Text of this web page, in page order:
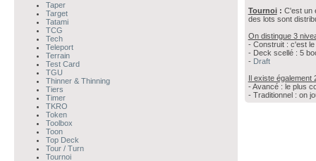
Taper
Target
Tatami
TCG
Tech
Teleport
Terrain
Test Card
TGU
Thinner & Thinning
Tiers
Timer
TKRO
Token
Toolbox
Toon
Top Deck
Tour / Turn
Tournoi
Tournoi: C'est un
des lots sont
On distingue 3
- Construit : c'est
- Deck scellé : 5
- Draft
Il existe également
- Avancé : le plus
- Traditionnel : on